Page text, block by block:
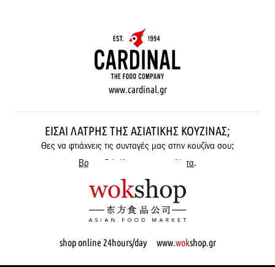
www.cardinal.gr
ΕΊΣΑΙ ΛΆΤΡΗΣ ΤΗΣ ΑΣΙΑΤΙΚΉΣ ΚΟΥΖΊΝΑΣ;
Θες να φτιάχνεις τις συνταγές μας στην κουζίνα σου;
Βρες εδώ όλα μας τα προϊόντα.
shop online 24hours/day www.wokshop.gr